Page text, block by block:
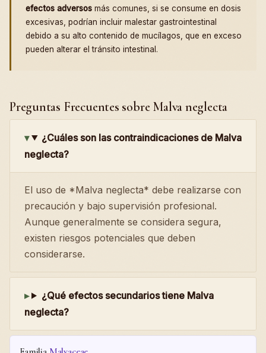
efectos adversos más comunes, si se consume en dosis
excesivas, podrían incluir malestar gastrointestinal
debido a su alto contenido de mucílagos, que en exceso
pueden alterar el tránsito intestinal.
Preguntas Frecuentes sobre Malva neglecta
¿Cuáles son las contraindicaciones de Malva
neglecta?
El uso de *Malva neglecta* debe realizarse con
precaución y bajo supervisión profesional.
Aunque generalmente se considera segura,
existen riesgos potenciales que deben
considerarse.
¿Qué efectos secundarios tiene Malva
neglecta?